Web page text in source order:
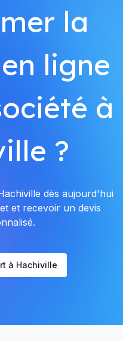
la
ligne
à
?
dès aujourd'hui
et recevoir un devis
à Hachiville